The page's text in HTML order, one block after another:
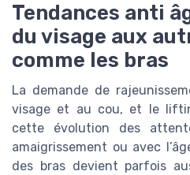
Tendances anti
du visage aux
comme les bras
La demande de
visage et au cou, et le
cette évolution des
amaigrissement ou avec
des bras devient parfois